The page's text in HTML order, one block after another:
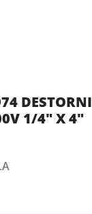
1/4″ X 4″